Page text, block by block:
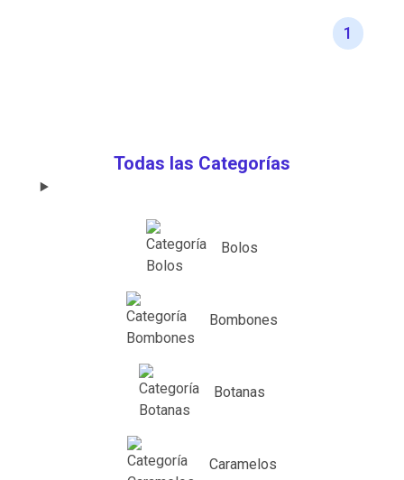
1
Todas las Categorías
Bolos
Bombones
Botanas
Caramelos